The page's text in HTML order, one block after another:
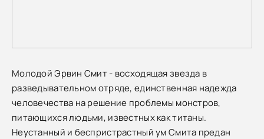
Молодой Эрвин Смит - восходящая звезда в
разведывательном отряде, единственная надежда
человечества на решение проблемы монстров,
питающихся людьми, известных как титаны.
Неустанный и беспристрастный ум Смита предан